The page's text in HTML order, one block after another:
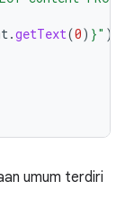
.getText(0) }" )
umum terdiri